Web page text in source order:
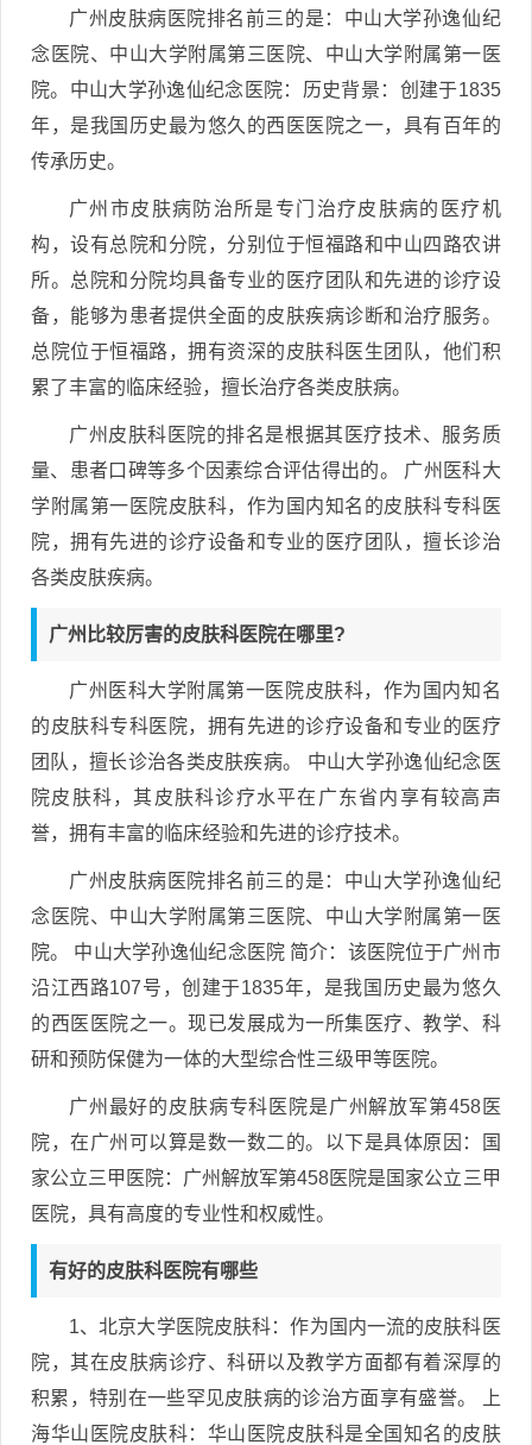
广州皮肤病医院排名前三的是：中山大学孙逸仙纪
念医院、中山大学附属第三医院、中山大学附属第一医
院。中山大学孙逸仙纪念医院：历史背景：创建于1835
年，是我国历史最为悠久的西医医院之一，具有百年的
传承历史。
广州市皮肤病防治所是专门治疗皮肤病的医疗机
构，设有总院和分院，分别位于恒福路和中山四路农讲
所。总院和分院均具备专业的医疗团队和先进的诊疗设
备，能够为患者提供全面的皮肤疾病诊断和治疗服务。
总院位于恒福路，拥有资深的皮肤科医生团队，他们积
累了丰富的临床经验，擅长治疗各类皮肤病。
广州皮肤科医院的排名是根据其医疗技术、服务质
量、患者口碑等多个因素综合评估得出的。 广州医科大
学附属第一医院皮肤科，作为国内知名的皮肤科专科医
院，拥有先进的诊疗设备和专业的医疗团队，擅长诊治
各类皮肤疾病。
广州比较厉害的皮肤科医院在哪里?
广州医科大学附属第一医院皮肤科，作为国内知名
的皮肤科专科医院，拥有先进的诊疗设备和专业的医疗
团队，擅长诊治各类皮肤疾病。 中山大学孙逸仙纪念医
院皮肤科，其皮肤科诊疗水平在广东省内享有较高声
誉，拥有丰富的临床经验和先进的诊疗技术。
广州皮肤病医院排名前三的是：中山大学孙逸仙纪
念医院、中山大学附属第三医院、中山大学附属第一医
院。 中山大学孙逸仙纪念医院 简介：该医院位于广州市
沿江西路107号，创建于1835年，是我国历史最为悠久
的西医医院之一。现已发展成为一所集医疗、教学、科
研和预防保健为一体的大型综合性三级甲等医院。
广州最好的皮肤病专科医院是广州解放军第458医
院，在广州可以算是数一数二的。以下是具体原因：国
家公立三甲医院：广州解放军第458医院是国家公立三甲
医院，具有高度的专业性和权威性。
有好的皮肤科医院有哪些
1、北京大学医院皮肤科：作为国内一流的皮肤科医
院，其在皮肤病诊疗、科研以及教学方面都有着深厚的
积累，特别在一些罕见皮肤病的诊治方面享有盛誉。 上
海华山医院皮肤科：华山医院皮肤科是全国知名的皮肤